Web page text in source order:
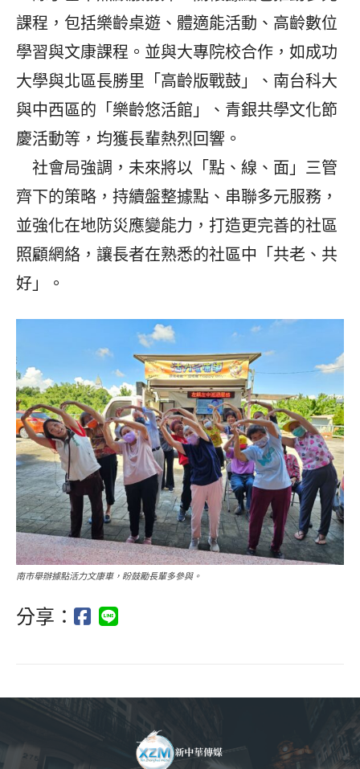
課程，包括樂齡桌遊、體適能活動、高齡數位
學習與文康課程。並與大專院校合作，如成功
大學與北區長勝里「高齡版戰鼓」、南台科大
與中西區的「樂齡悠活館」、青銀共學文化節
慶活動等，均獲長輩熱烈回響。
社會局強調，未來將以「點、線、面」三管
齊下的策略，持續盤整據點、串聯多元服務，
並強化在地防災應變能力，打造更完善的社區
照顧網絡，讓長者在熟悉的社區中「共老、共
好」。
南市舉辦據點活力文康車，盼鼓勵長輩多參與。
分享：